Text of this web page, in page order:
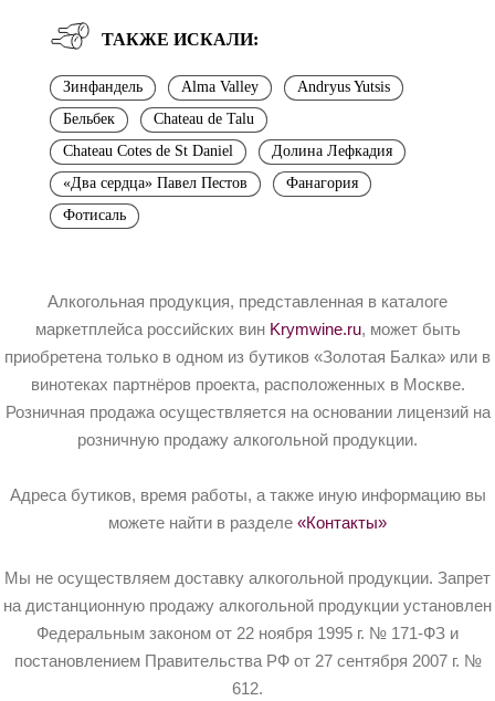
ТАКЖЕ ИСКАЛИ:
Зинфандель Alma Valley
Andryus Yutsis
Бельбек
Chateau de Talu
Chateau Cotes de St Daniel
Долина Лефкадия
«Два сердца» Павел Пестов
Фанагория
Фотисаль
Алкогольная продукция, представленная в каталоге
маркетплейса российских вин Krymwine.ru, может быть
приобретена только в одном из бутиков «Золотая Балка» или в
винотеках партнёров проекта, расположенных в Москве.
Розничная продажа осуществляется на основании лицензий на
розничную продажу алкогольной продукции.
Адреса бутиков, время работы, а также иную информацию вы
можете найти в разделе «Контакты»
Мы не осуществляем доставку алкогольной продукции. Запрет
на дистанционную продажу алкогольной продукции установлен
Федеральным законом от 22 ноября 1995 г. № 171-ФЗ и
постановлением Правительства РФ от 27 сентября 2007 г. №
612.